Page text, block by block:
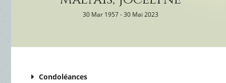
30 Mar 1957 - 30 Mai 2023
Condoléances